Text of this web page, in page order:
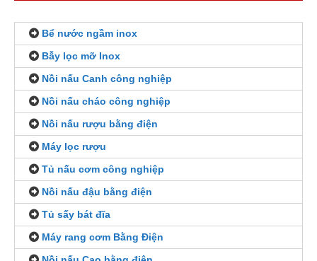
Bể nước ngầm inox
Bẫy lọc mỡ Inox
Nồi nấu Canh công nghiệp
Nồi nấu cháo công nghiệp
Nồi nấu rượu bằng điện
Máy lọc rượu
Tủ nấu cơm công nghiệp
Nồi nấu đậu bằng điện
Tủ sấy bát đĩa
Máy rang cơm Bằng Điện